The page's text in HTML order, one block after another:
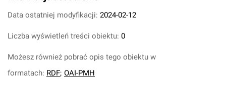
Data ostatniej modyfikacji: 2024-02-12
Liczba wyświetleń treści obiektu: 0
Możesz również pobrać opis tego obiektu w
formatach: RDF; OAI-PMH